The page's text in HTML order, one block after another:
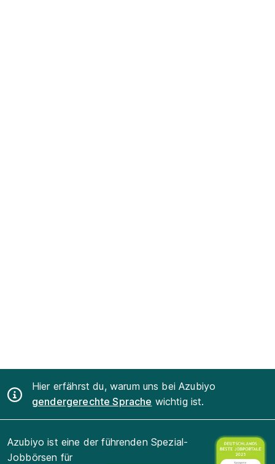
Hier erfährst du, warum uns bei Azubiyo
gendergerechte Sprache wichtig ist.
Azubiyo ist eine der führenden Spezial-
Jobbörsen für